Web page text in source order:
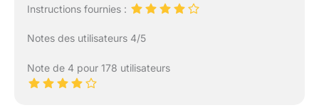
Instructions fournies :
Notes des utilisateurs 4/5
Note de 4 pour 178 utilisateurs